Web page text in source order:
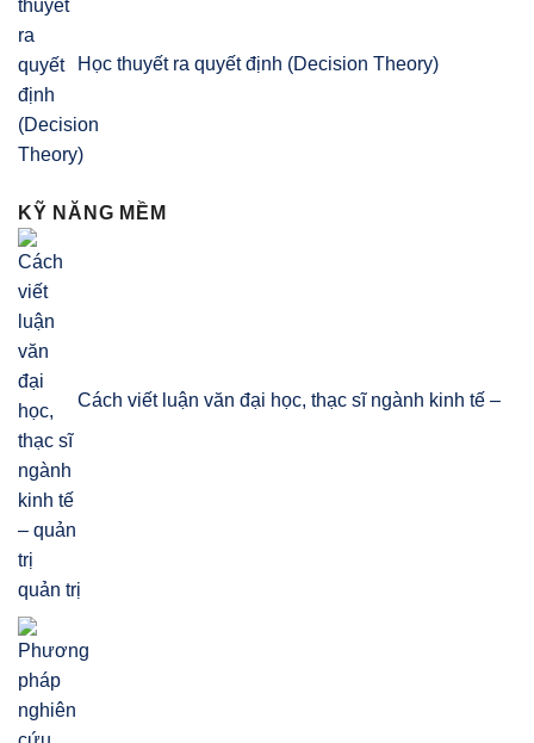
Học thuyết ra quyết định (Decision Theory)
KỸ NĂNG MỀM
Cách viết luận văn đại học, thạc sĩ ngành kinh tế –
quản trị